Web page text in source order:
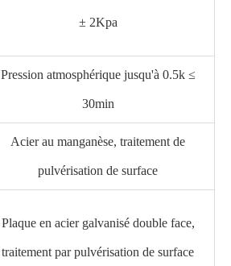
± 2Kpa
Pression atmosphérique jusqu'à 0.5k ≤
30min
Acier au manganèse, traitement de
pulvérisation de surface
Plaque en acier galvanisé double face,
traitement par pulvérisation de surface